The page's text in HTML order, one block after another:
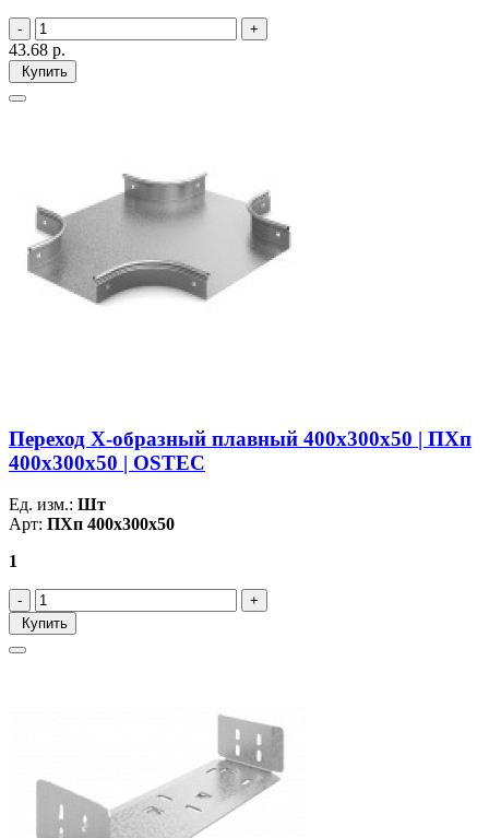
43.68 р.
Купить
Переход Х-образный плавный 400х300х50 | ПХп
400х300х50 | OSTEC
Ед. изм.: Шт
Арт: ПХп 400х300х50
1
Купить